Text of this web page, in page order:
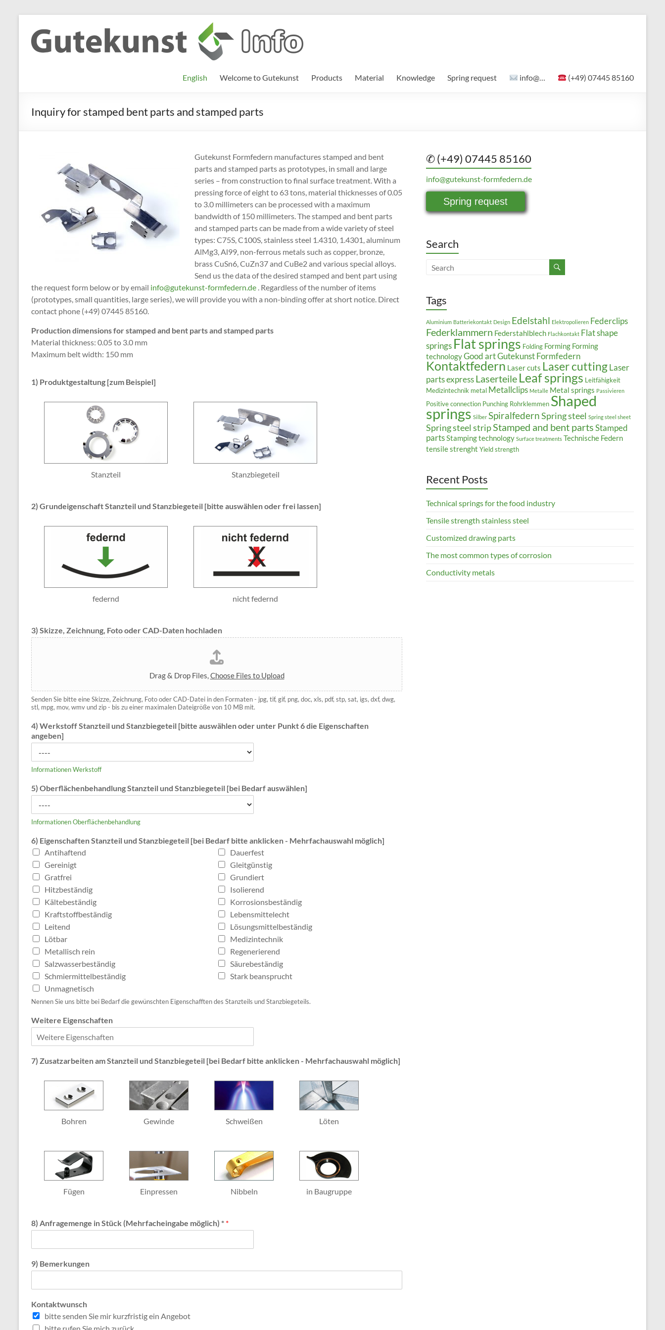
content
Gutekunst
Formfedern
Informationen
und
Wissenswertes
English Welcome to Gutekunst Products Material Knowledge Spring request info@… (+49) 07445 85160
Inquiry for stamped bent parts and stamped parts
Gutekunst Formfedern manufactures stamped and bent
parts and stamped parts as prototypes, in small and large
series – from construction to final surface treatment. With a
pressing force of eight to 63 tons, material thicknesses of 0.05
to 3.0 millimeters can be processed with a maximum
bandwidth of 150 millimeters. The stamped and bent parts
and stamped parts can be made from a wide variety of steel
types: C75S, C100S, stainless steel 1.4310, 1.4301, aluminum
AlMg3, Al99, non-ferrous metals such as copper, bronze,
brass CuSn6, CuZn37 and CuBe2 and various special alloys.
Send us the data of the desired stamped and bent part using
the request form below or by email info@gutekunst-formfedern.de . Regardless of the number of items
(prototypes, small quantities, large series), we will provide you with a non-binding offer at short notice. Direct
contact phone (+49) 07445 85160.
Production dimensions for stamped and bent parts and stamped parts
Material thickness: 0.05 to 3.0 mm
Maximum belt width: 150 mm
1) Produktgestaltung [zum Beispiel]
Stanzteil Stanzbiegeteil
2) Grundeigenschaft Stanzteil und Stanzbiegeteil [bitte auswählen oder frei lassen]
federnd nicht federnd
3) Skizze, Zeichnung, Foto oder CAD-Daten hochladen
Drag & Drop Files,Choose Files to Upload
Senden Sie bitte eine Skizze, Zeichnung, Foto oder CAD-Datei in den Formaten - jpg, tif, gif, png, doc, xls, pdf, stp, sat, igs, dxf, dwg,
stl, mpg, mov, wmv und zip - bis zu einer maximalen Dateigröße von 10 MB mit.
4) Werkstoff Stanzteil und Stanzbiegeteil [bitte auswählen oder unter Punkt 6 die Eigenschaften
angeben]
Informationen Werkstoff
5) Oberflächenbehandlung Stanzteil und Stanzbiegeteil [bei Bedarf auswählen]
Informationen Oberflächenbehandlung
6) Eigenschaften Stanzteil und Stanzbiegeteil [bei Bedarf bitte anklicken - Mehrfachauswahl möglich]
Antihaftend
Dauerfest
Gereinigt
Gleitgünstig
Gratfrei
Grundiert
Hitzbeständig
Isolierend
Kältebeständig
Korrosionsbeständig
Kraftstoffbeständig
Lebensmittelecht
Leitend
Lösungsmittelbeständig
Lötbar
Medizintechnik
Metallisch rein
Regenerierend
Salzwasserbeständig
Säurebeständig
Schmiermittelbeständig
Stark beansprucht
Unmagnetisch
Nennen Sie uns bitte bei Bedarf die gewünschten Eigenschafften des Stanzteils und Stanzbiegeteils.
Weitere Eigenschaften
7) Zusatzarbeiten am Stanzteil und Stanzbiegeteil [bei Bedarf bitte anklicken - Mehrfachauswahl möglich]
Bohren Gewinde Schweißen Löten
Fügen Einpressen Nibbeln in Baugruppe
8) Anfragemenge in Stück (Mehrfacheingabe möglich) * *
9) Bemerkungen
Kontaktwunsch
bitte senden Sie mir kurzfristig ein Angebot
✆ (+49) 07445 85160
info@gutekunst-formfedern.de
Spring request
Search
Tags
Aluminium Batteriekontakt Design Edelstahl Elektropolieren Federclips
Federklammern Federstahlblech Flachkontakt Flat shape
springs Flat springs Folding Forming Forming
technologyGood artGutekunst Formfedern
Kontaktfedern Laser cuts Laser cuttingLaser
parts expressLaserteile Leaf springs Leitfähigkeit
Medizintechnik metal Metallclips Metalle Metal springs Passivieren
Positive connection Punching Rohrklemmen Shaped
springs Silber SpiralfedernSpring steel Spring steel sheet
Spring steel stripStamped and bent partsStamped
partsStamping technology Surface treatments Technische Federn
tensile strenght Yield strength
Recent Posts
Technical springs for the food industry
Tensile strength stainless steel
Customized drawing parts
The most common types of corrosion
Conductivity metals